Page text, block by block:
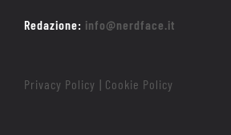
Redazione: info@nerdface.it
Privacy Policy | Cookie Policy